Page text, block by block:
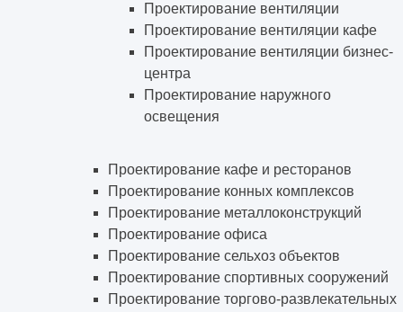
Проектирование вентиляции
Проектирование вентиляции кафе
Проектирование вентиляции бизнес-
центра
Проектирование наружного
освещения
Проектирование кафе и ресторанов
Проектирование конных комплексов
Проектирование металлоконструкций
Проектирование офиса
Проектирование сельхоз объектов
Проектирование спортивных сооружений
Проектирование торгово-развлекательных